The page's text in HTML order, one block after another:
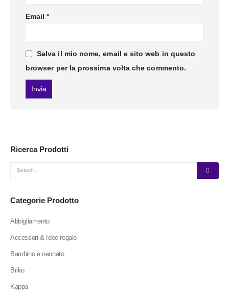
Email*
Salva il mio nome, email e sito web in questo
browser per la prossima volta che commento.
Ricerca Prodotti
Categorie Prodotto
Abbigliamento
Accessori & Idee regalo
Bambino e neonato
Briko
Kappa